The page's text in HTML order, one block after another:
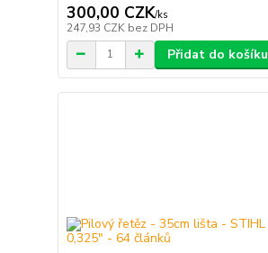
300,00 CZK/ks
247,93 CZK bez DPH
Přidat do košíku